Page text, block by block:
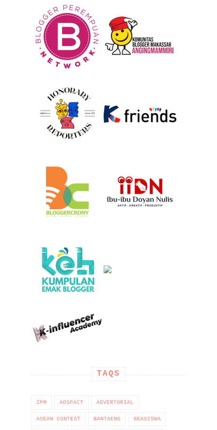
TAQS
2PM ADSPACT ADVERTORIAL
ASEAN CONTEST BANTAENG BEASISWA